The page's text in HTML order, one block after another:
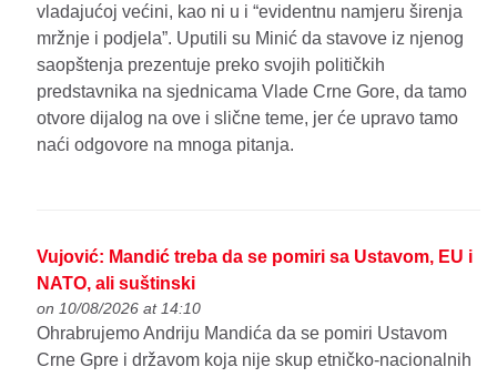
vladajućoj većini, kao ni u i “evidentnu namjeru širenja
mržnje i podjela”. Uputili su Minić da stavove iz njenog
saopštenja prezentuje preko svojih političkih
predstavnika na sjednicama Vlade Crne Gore, da tamo
otvore dijalog na ove i slične teme, jer će upravo tamo
naći odgovore na mnoga pitanja.
Vujović: Mandić treba da se pomiri sa Ustavom, EU i
NATO, ali suštinski
on 10/08/2026 at 14:10
Ohrabrujemo Andriju Mandića da se pomiri Ustavom
Crne Gpre i državom koja nije skup etničko-nacionalnih